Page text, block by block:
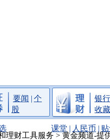
要闻 | 个
股
银行
收藏
课堂 | 人民币 |
理财工具服务 > 黄金频道-提